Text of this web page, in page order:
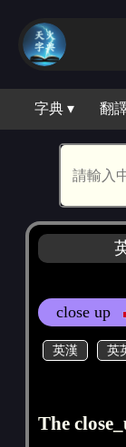
字典 ▾ 翻
close up
英漢 英
The